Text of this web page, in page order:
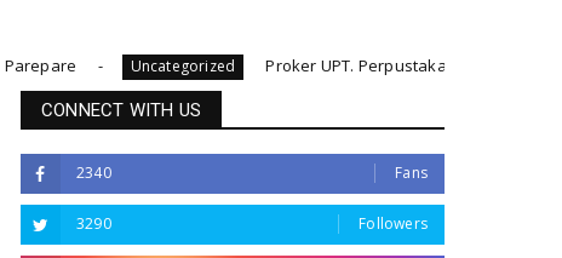
Uncategorized Proker UPT. Perpustakaan IAIN Parepare
CONNECT WITH US
2340 Fans
3290 Followers